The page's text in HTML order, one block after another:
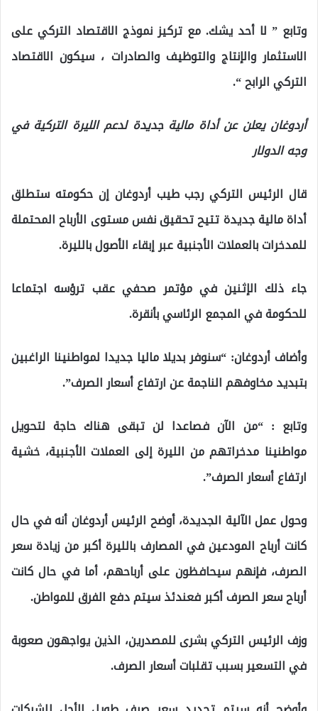
وتابع ” لا أحد يشك. مع تركيز نموذج الاقتصاد التركي على
الاستثمار والإنتاج والتوظيف والصادرات ، سيكون الاقتصاد
التركي الرابح “.
أردوغان يعلن عن أداة مالية جديدة لدعم الليرة التركية في
وجه الدولار
قال الرئيس التركي رجب طيب أردوغان إن حكومته ستطلق
أداة مالية جديدة تتيح تحقيق نفس مستوى الأرباح المحتملة
للمدخرات بالعملات الأجنبية عبر إبقاء الأصول بالليرة.
جاء ذلك الإثنين في مؤتمر صحفي عقب ترؤسه اجتماعا
للحكومة في المجمع الرئاسي بأنقرة.
وأضاف أردوغان: “سنوفر بديلا ماليا جديدا لمواطنينا الراغبين
بتبديد مخاوفهم الناجمة عن ارتفاع أسعار الصرف”.
وتابع : “من الآن فصاعدا لن تبقى هناك حاجة لتحويل
مواطنينا مدخراتهم من الليرة إلى العملات الأجنبية، خشية
ارتفاع أسعار الصرف”.
وحول عمل الآلية الجديدة، أوضح الرئيس أردوغان أنه في حال
كانت أرباح المودعين في المصارف بالليرة أكبر من زيادة سعر
الصرف، فإنهم سيحافظون على أرباحهم، أما في حال كانت
أرباح سعر الصرف أكبر فعندئذ سيتم دفع الفرق للمواطن.
وزف الرئيس التركي بشرى للمصدرين، الذين يواجهون صعوبة
في التسعير بسبب تقلبات أسعار الصرف.